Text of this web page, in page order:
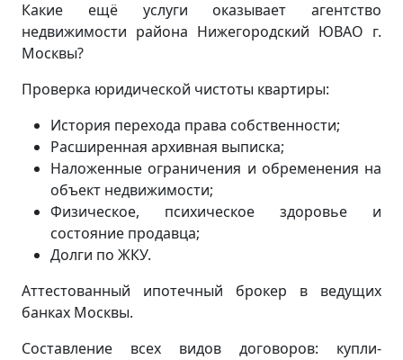
Какие ещё услуги оказывает агентство
недвижимости района Нижегородский ЮВАО г.
Москвы?
Проверка юридической чистоты квартиры:
История перехода права собственности;
Расширенная архивная выписка;
Наложенные ограничения и обременения на
объект недвижимости;
Физическое, психическое здоровье и
состояние продавца;
Долги по ЖКУ.
Аттестованный ипотечный брокер в ведущих
банках Москвы.
Составление всех видов договоров: купли-